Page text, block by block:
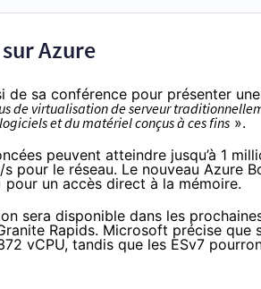
Azure
sa conférence pour présenter une
de virtualisation de serveur
et du matériel conçus à ces fins ».
peuvent atteindre jusqu’à 1
pour le réseau. Le nouveau Azure
un accès direct à la mémoire.
sera disponible dans les
Rapids. Microsoft précise que
vCPU, tandis que les ESv7